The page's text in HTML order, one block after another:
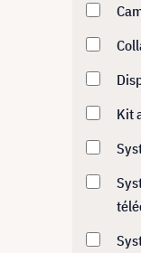
Kit